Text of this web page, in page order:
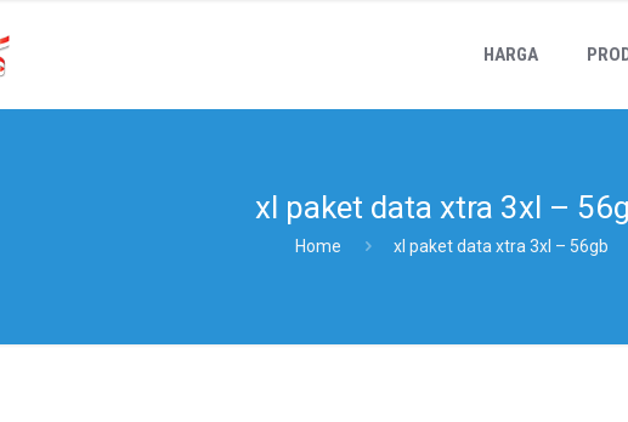
HARGA
xl paket data xtra 3xl –
Home xl paket data xtra 3xl – 56gb